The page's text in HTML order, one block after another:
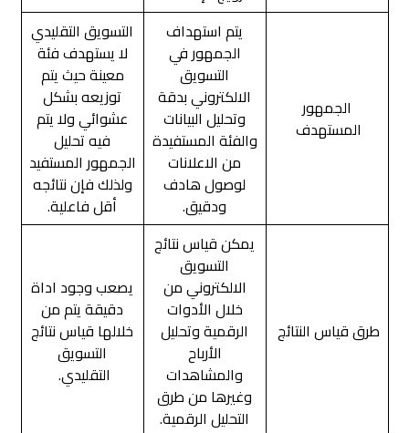
الجمهور
المستهدف
يتم استهداف
الجمهور في
التسويق
الالكتروني بدقة
وتحليل البيانات
والفئة المستفيدة
من الاعلانات
لوصول هادف
ودقيق.
التسويق التقليدي
لا يستهدف فئة
معينة حيث يتم
توزيعه بشكل
عشوائي ولا يتم
فيه تحليل
الجمهور المستفيد
ولذلك فإن نتائجه
أقل فاعلية.
طرق قياس النتائج
يمكن قياس نتائج
التسويق
الالكتروني من
خلال الأدوات
الرقمية وتحليل
الأرباح
والمشاهدات
وغيرها من طرق
التحليل الرقمية.
يصعب وجود اداة
دقيقة يتم من
خلالها قياس نتائج
التسويق
التقليدي.